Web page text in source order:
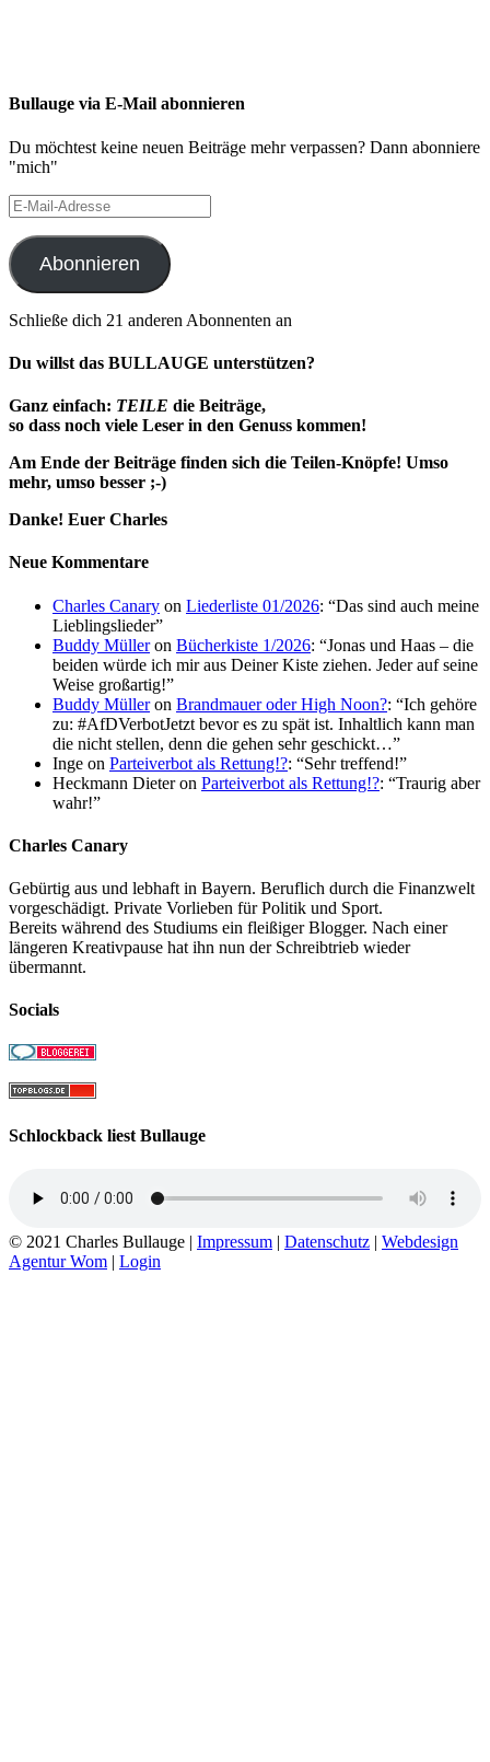
Bullauge via E-Mail abonnieren
Du möchtest keine neuen Beiträge mehr verpassen? Dann abonniere
"mich"
E-
Mail-
Adresse
Abonnieren
Schließe dich 21 anderen Abonnenten an
Du willst das BULLAUGE unterstützen?
Ganz einfach: TEILE die Beiträge,
so dass noch viele Leser in den Genuss kommen!
Am Ende der Beiträge finden sich die Teilen-Knöpfe! Umso
mehr, umso besser ;-)
Danke! Euer Charles
Neue Kommentare
Charles Canary on Liederliste 01/2026: “Das sind auch meine
Lieblingslieder”
Buddy Mülleron Bücherkiste 1/2026: “Jonas und Haas – die
beiden würde ich mir aus Deiner Kiste ziehen. Jeder auf seine
Weise großartig!”
Buddy Mülleron Brandmauer oder High Noon?: “Ich gehöre
zu: #AfDVerbotJetzt bevor es zu spät ist. Inhaltlich kann man
die nicht stellen, denn die gehen sehr geschickt…”
Inge on Parteiverbot als Rettung!?: “Sehr treffend!”
Heckmann Dieteron Parteiverbot als Rettung!?: “Traurig aber
wahr!”
Charles Canary
Gebürtig aus und lebhaft in Bayern. Beruflich durch die Finanzwelt
vorgeschädigt. Private Vorlieben für Politik und Sport.
Bereits während des Studiums ein fleißiger Blogger. Nach einer
längeren Kreativpause hat ihn nun der Schreibtrieb wieder
übermannt.
Socials
Schlockback liest Bullauge
© 2021 Charles Bullauge | Impressum | Datenschutz | Webdesign
Agentur Wom | Login